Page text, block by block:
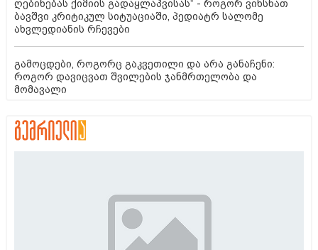
ღებინებას ქიმიის გადაყლაპვისას“ - როგორ ვიხსნათ
ბავშვი კრიტიკულ სიტუაციაში, პედიატრ სალომე
ახვლედიანის რჩევები
გამოცდები, როგორც გაკვეთილი და არა განაჩენი:
როგორ დავიცვათ შვილების ჯანმრთელობა და
მომავალი